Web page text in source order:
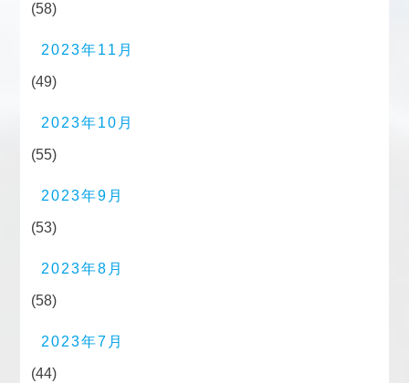
(58)
2023年11月
(49)
2023年10月
(55)
2023年9月
(53)
2023年8月
(58)
2023年7月
(44)